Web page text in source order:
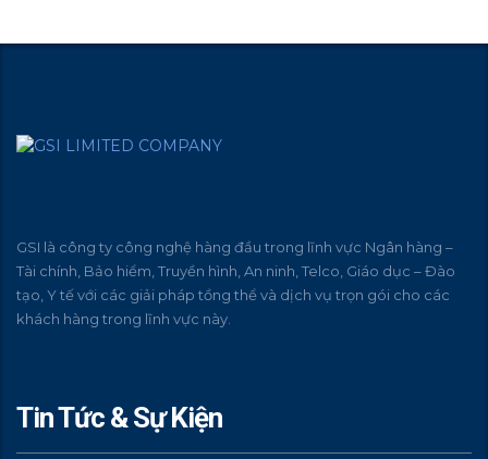
GSI là công ty công nghệ hàng đầu trong lĩnh vực Ngân hàng –
Tài chính, Bảo hiểm, Truyền hình, An ninh, Telco, Giáo dục – Đào
tạo, Y tế với các giải pháp tồng thể và dịch vụ trọn gói cho các
khách hàng trong lĩnh vực này.
Tin Tức & Sự Kiện